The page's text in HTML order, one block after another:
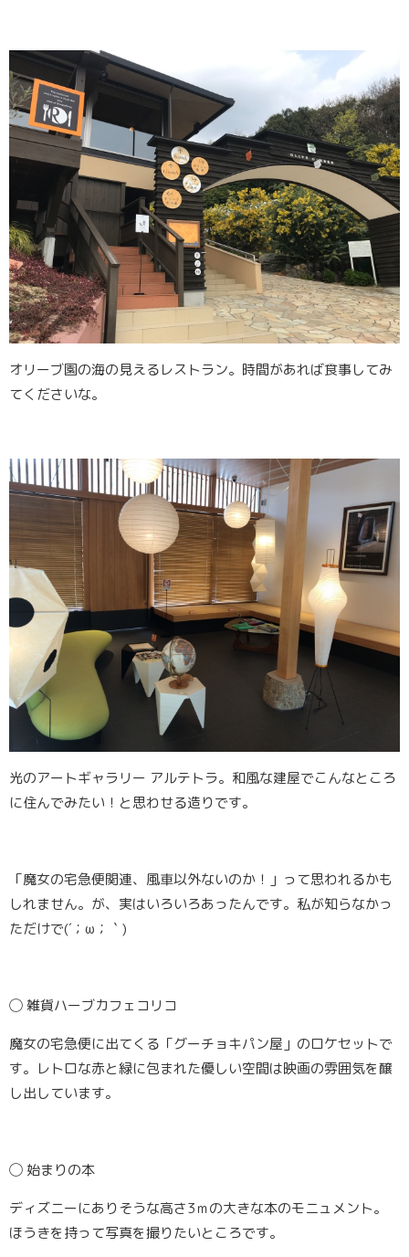
オリーブ園の海の見えるレストラン。時間があれば食事してみ
てくださいな。
光のアートギャラリー アルテトラ。和風な建屋でこんなところ
に住んでみたい！と思わせる造りです。
「魔女の宅急便関連、風車以外ないのか！」って思われるかも
しれません。が、実はいろいろあったんです。私が知らなかっ
ただけで(´；ω；｀)
◯雑貨ハーブカフェコリコ
魔女の宅急便に出てくる「グーチョキパン屋」のロケセットで
す。レトロな赤と緑に包まれた優しい空間は映画の雰囲気を醸
し出しています。
◯ 始まりの本
ディズニーにありそうな高さ3ｍの大きな本のモニュメント。
ほうきを持って写真を撮りたいところです。